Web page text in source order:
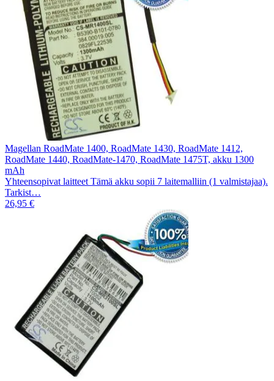
Magellan RoadMate 1400, RoadMate 1430, RoadMate 1412,
RoadMate 1440, RoadMate-1470, RoadMate 1475T, akku 1300
mAh
Yhteensopivat laitteet Tämä akku sopii 7 laitemalliin (1 valmistajaa).
Tarkist…
26,95 €